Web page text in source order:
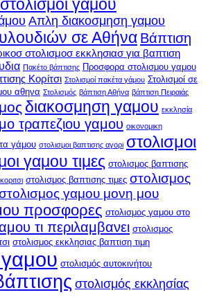
Βάπτισης
|
Fleurs
De
Athens
γαμου
Απλη διακοσμηση γαμου
σε Αθήνα Βάπτιση
στολισμοσ εκκλησιασ για βαπτιση
Πακέτο βάπτισης Προσφορα στολισμου γαμου
Κορίτσι Στολισμοί πακέτα γάμου Στολισμοί σε
αθηνα Στολισμός βάπτιση Αθήνα βάπτιση Πειραιάς
διακοσμηση γαμου εκκλησία
τραπεζιου γαμου οικονομικη
γάμου στολισμοι βαπτισης αγορι στολισμοι
γαμου τιμες στολισμος βαπτισης
στολισμος βαπτισης τιμες στολισμος
γαμου μονη μου
προσφορες στολισμος γαμου στο
τι περιλαμβανει στολισμος
στολισμος εκκλησιας βαπτιση τιμη
στολισμός αυτοκινήτου
στολισμός εκκλησίας